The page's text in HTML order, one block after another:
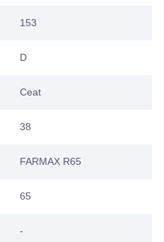
153
D
Ceat
38
FARMAX R65
65
-